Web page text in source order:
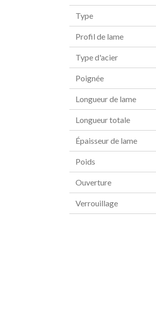
Type
Profil de lame
Type d'acier
Poignée
Longueur de lame
Longueur totale
Épaisseur de lame
Poids
Ouverture
Verrouillage